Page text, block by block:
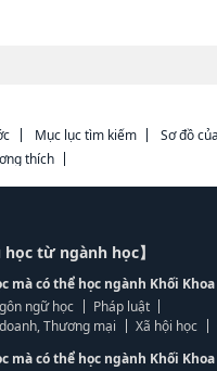
Mục lục tìm kiếm
Sơ đồ
thích
học từ ngành học】
mà có thể học ngành Khối
ngữ học
Pháp luật
Thương mại
Xã hội học
mà có thể học ngành Khối